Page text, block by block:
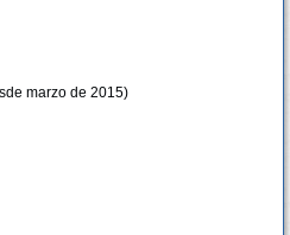
marzo de 2015)